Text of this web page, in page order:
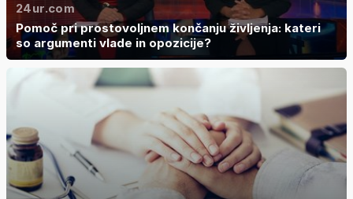
24ur.com
Pomoč pri prostovoljnem končanju življenja: kateri
so argumenti vlade in opozicije?